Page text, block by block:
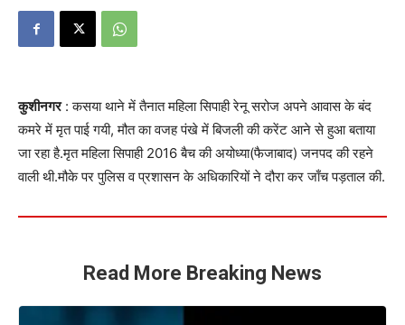
कुशीनगर: कसया थाने में तैनात महिला सिपाही रेनू सरोज अपने आवास के बंद
कमरे में मृत पाई गयी, मौत का वजह पंखे में बिजली की करेंट आने से हुआ बताया
जा रहा है.मृत महिला सिपाही 2016 बैच की अयोध्या(फैजाबाद) जनपद की रहने
वाली थी.मौके पर पुलिस व प्रशासन के अधिकारियों ने दौरा कर जाँच पड़ताल की.
Read More Breaking News